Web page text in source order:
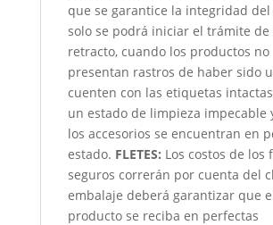
que se garantice la integridad
solo se podrá iniciar el trámite de
retracto, cuando los productos no
presentan rastros de haber sido
cuenten con las etiquetas
un estado de limpieza impecable
los accesorios se encuentran en
estado. FLETES: Los costos de los
seguros correrán por cuenta del
embalaje deberá garantizar que
producto se reciba en perfectas